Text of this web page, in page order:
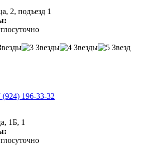
2, подъезд 1
(924) 196-33-32
1Б, 1